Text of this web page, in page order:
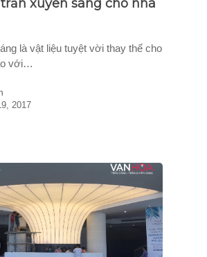
xuyên sáng cho nhà
là vật liệu tuyệt vời thay thế cho
với…
2017